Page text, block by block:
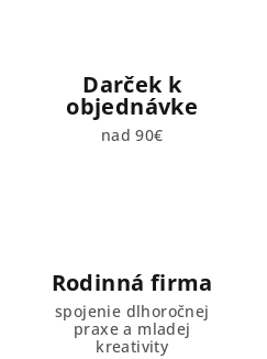
Darček k
objednávke
nad 90€
Rodinná firma
spojenie dlhoročnej
praxe a mladej
kreativity